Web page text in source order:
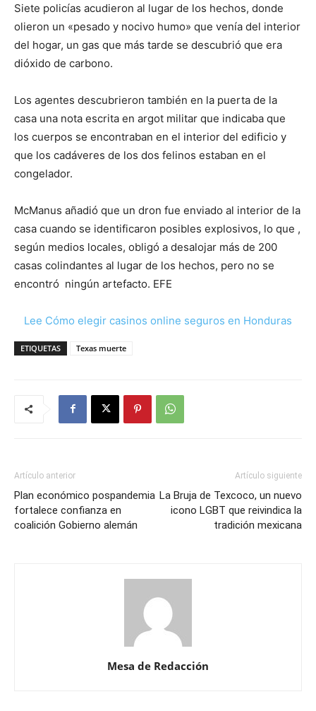
Siete policías acudieron al lugar de los hechos, donde
olieron un «pesado y nocivo humo» que venía del interior
del hogar, un gas que más tarde se descubrió que era
dióxido de carbono.
Los agentes descubrieron también en la puerta de la
casa una nota escrita en argot militar que indicaba que
los cuerpos se encontraban en el interior del edificio y
que los cadáveres de los dos felinos estaban en el
congelador.
McManus añadió que un dron fue enviado al interior de la
casa cuando se identificaron posibles explosivos, lo que ,
según medios locales, obligó a desalojar más de 200
casas colindantes al lugar de los hechos, pero no se
encontró ningún artefacto. EFE
Lee Cómo elegir casinos online seguros en Honduras
ETIQUETAS Texas muerte
Artículo anterior
Plan económico pospandemia
fortalece confianza en
coalición Gobierno alemán
Artículo siguiente
La Bruja de Texcoco, un nuevo
icono LGBT que reivindica la
tradición mexicana
Mesa de Redacción